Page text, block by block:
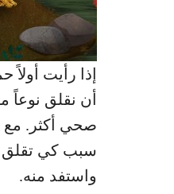
إذا رأيت
أن نقلق نوعاً
صحي أكثر. مع
سبب كي تقلق
واستفد منه.